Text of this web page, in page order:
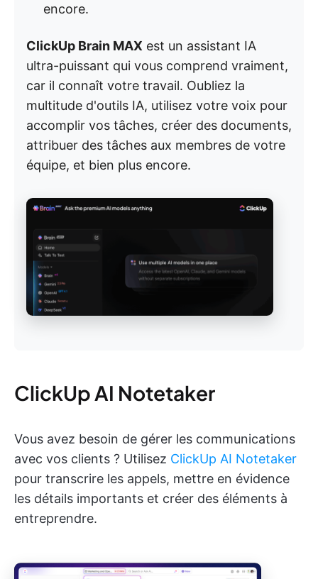
encore.
ClickUp Brain MAX est un assistant IA
ultra-puissant qui vous comprend vraiment,
car il connaît votre travail. Oubliez la
multitude d'outils IA, utilisez votre voix pour
accomplir vos tâches, créer des documents,
attribuer des tâches aux membres de votre
équipe, et bien plus encore.
ClickUp AI Notetaker
Vous avez besoin de gérer les communications
avec vos clients ? Utilisez ClickUp AI Notetaker
pour transcrire les appels, mettre en évidence
les détails importants et créer des éléments à
entreprendre.